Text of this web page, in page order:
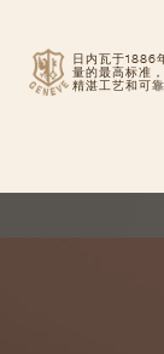
日内瓦于1886
量的最高标准
精湛工艺和可